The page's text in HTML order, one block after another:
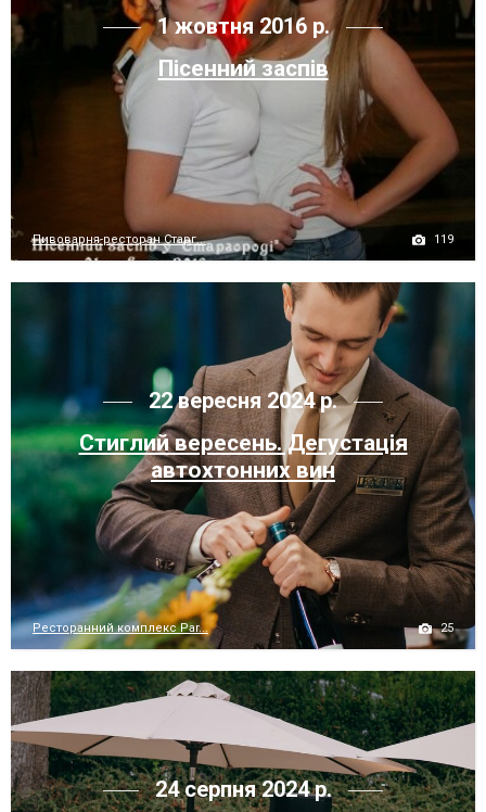
1 жовтня 2016 р.
Пісенний заспів
Пивоварня-ресторан Старг... 119
22 вересня 2024 р.
Стиглий вересень. Дегустація
автохтонних вин
Ресторанний комплекс Par... 25
24 серпня 2024 р.